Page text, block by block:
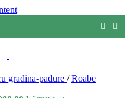
gradina-padure / Roabe